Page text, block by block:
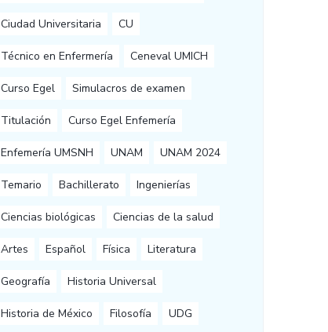
Ciudad Universitaria CU
Técnico en Enfermería Ceneval UMICH
Curso Egel Simulacros de examen
Titulación Curso Egel Enfemería
Enfemería UMSNH UNAM UNAM 2024
Temario Bachillerato Ingenierías
Ciencias biológicas Ciencias de la salud
Artes Español Física Literatura
Geografía Historia Universal
Historia de México Filosofía UDG